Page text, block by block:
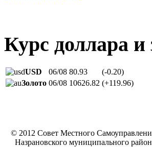
Курс доллара и
USD 06/08 80.93
(-0.20)
Золото 06/08 10626.82 (+119.96)
© 2012 Совет Местного
Назрановского муниципального